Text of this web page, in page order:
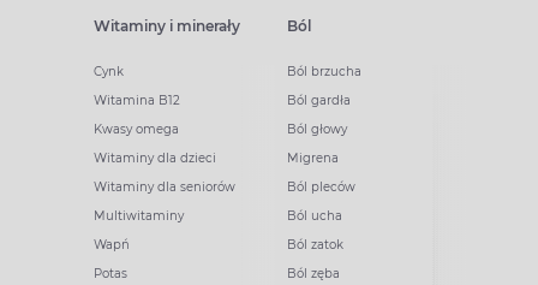
Witaminy i minerały
Cynk
Witamina B12
Kwasy omega
Witaminy dla dzieci
Witaminy dla seniorów
Multiwitaminy
Wapń
Potas
Ból
Ból brzucha
Ból gardła
Ból głowy
Migrena
Ból pleców
Ból ucha
Ból zatok
Ból zęba